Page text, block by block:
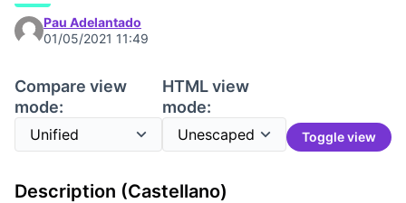
Pau Adelantado
01/05/2021 11:49
Compare view
mode:
HTML view
mode:
Toggle view
Description (Castellano)